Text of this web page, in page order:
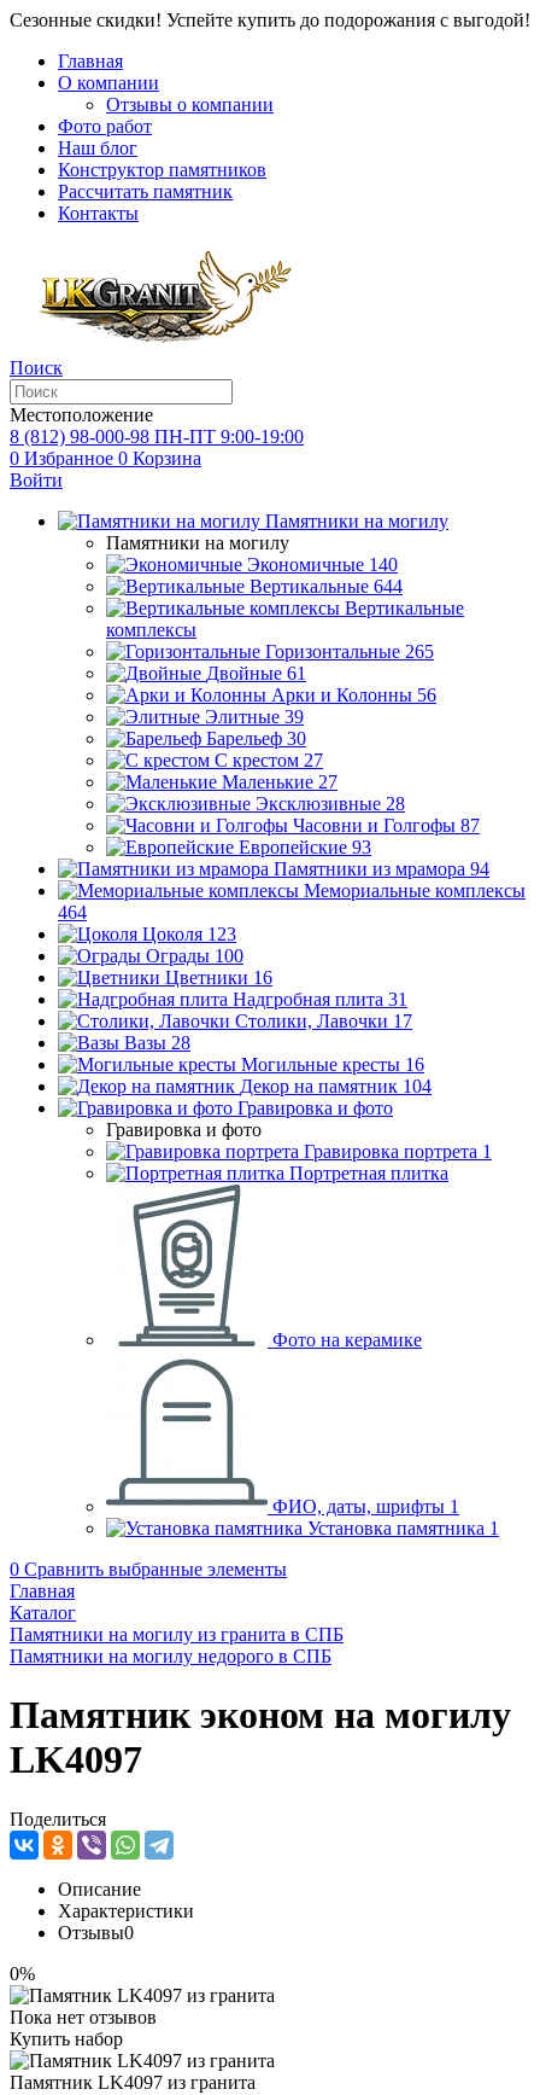
Сезонные скидки! Успейте купить до подорожания с выгодой!
Главная
О компании
Отзывы о компании
Фото работ
Наш блог
Конструктор памятников
Рассчитать памятник
Контакты
Поиск
Местоположение
8 (812) 98-000-98 ПН-ПТ 9:00-19:00
0 Избранное 0 Корзина
Войти
Памятники на могилу
Памятники на могилу
Экономичные 140
Вертикальные 644
Вертикальные
комплексы
Горизонтальные 265
Двойные 61
Арки и Колонны 56
Элитные 39
Барельеф 30
С крестом 27
Маленькие 27
Эксклюзивные 28
Часовни и Голгофы 87
Европейские 93
Памятники из мрамора 94
Мемориальные комплексы
464
Цоколя 123
Ограды 100
Цветники 16
Надгробная плита 31
Столики, Лавочки 17
Вазы 28
Могильные кресты 16
Декор на памятник 104
Гравировка и фото
Гравировка и фото
Гравировка портрета 1
Портретная плитка
Фото на керамике
ФИО, даты, шрифты 1
Установка памятника 1
0 Сравнить выбранные элементы
Главная
Каталог
Памятники на могилу из гранита в СПБ
Памятники на могилу недорого в СПБ
Памятник эконом на могилу
LK4097
Поделиться
Описание
Характеристики
Отзывы0
0%
Пока нет отзывов
Купить набор
Памятник LK4097 из гранита